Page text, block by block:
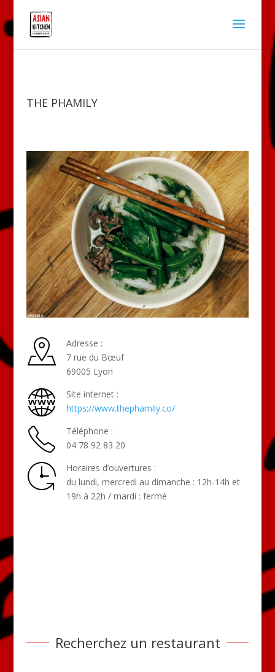
THE PHAMILY
Adresse :
7 rue du Bœuf
69005 Lyon
Site internet :
https://www.thephamily.co/
Téléphone :
04 78 92 83 20
Horaires d’ouvertures :
du lundi, mercredi au dimanche : 12h-14h et
19h à 22h / mardi : fermé
Recherchez un restaurant